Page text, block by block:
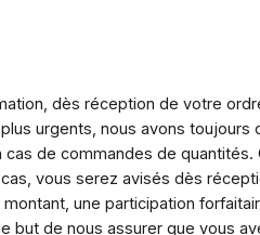
dès réception de votre
urgents, nous avons
de commandes de
vous serez avisés dès
une participation
but de nous assurer que vous